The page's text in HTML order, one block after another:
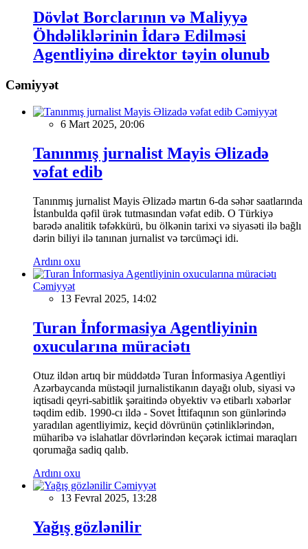
Dövlət Borclarının və Maliyyə
Öhdəliklərinin İdarə Edilməsi
Agentliyinə direktor təyin olunub
Cəmiyyət
Cəmiyyət
6 Mart 2025, 20:06
Tanınmış jurnalist Mayis Əlizadə
vəfat edib
Tanınmış jurnalist Mayis Əlizadə martın 6-da səhər saatlarında
İstanbulda qəfil ürək tutmasından vəfat edib. O Türkiyə
barədə analitik təfəkkürü, bu ölkənin tarixi və siyasəti ilə bağlı
dərin biliyi ilə tanınan jurnalist və tərcüməçi idi.
Ardını oxu
Cəmiyyət
13 Fevral 2025, 14:02
Turan İnformasiya Agentliyinin
oxucularına müraciətı
Otuz ildən artıq bir müddətdə Turan İnformasiya Agentliyi
Azərbaycanda müstəqil jurnalistikanın dayağı olub, siyasi və
iqtisadi qeyri-sabitlik şəraitində obyektiv və etibarlı xəbərlər
təqdim edib. 1990-cı ildə - Sovet İttifaqının son günlərində
yaradılan agentliyimiz, keçid dövrünün çətinliklərindən,
müharibə və islahatlar dövrlərindən keçərək ictimai maraqları
qorumağa sadiq qalıb.
Ardını oxu
Cəmiyyət
13 Fevral 2025, 13:28
Yağış gözlənilir